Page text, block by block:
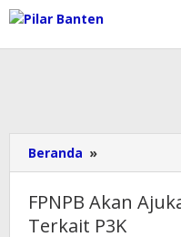
Lewati
ke
konten
Beranda »
Akan
Ajukan
Judisial
Review
FPNPB Akan
Terkait P3K